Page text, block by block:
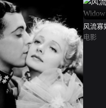
风流寡
电影